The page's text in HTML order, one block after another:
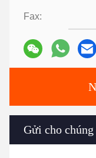
Fax:
Gửi cho